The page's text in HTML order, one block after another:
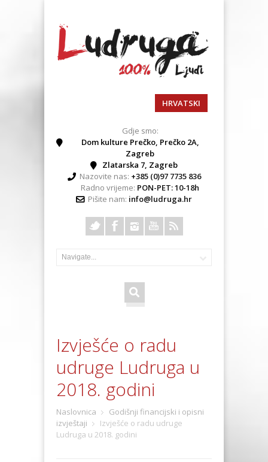
HRVATSKI
Gdje smo:
Dom kulture Prečko, Prečko 2A,
Zagreb
Zlatarska 7, Zagreb
Nazovite nas: +385 (0)97 7735 836
Radno vrijeme: PON-PET: 10-18h
Pišite nam: info@ludruga.hr
Izvješće o radu
udruge Ludruga u
2018. godini
Naslovnica
Godišnji financijski i opisni
izvještaji
Izvješće o radu udruge
Ludruga u 2018. godini